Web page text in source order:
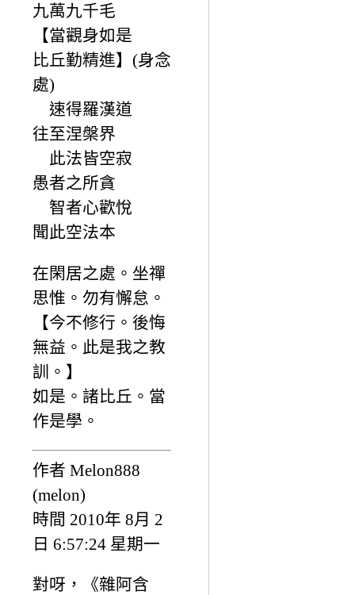
九萬九千毛
【當觀身如是
比丘勤精進】(身念
處)
速得羅漢道
往至涅槃界
此法皆空寂
愚者之所貪
智者心歡悅
聞此空法本
在閑居之處。坐禪
思惟。勿有懈怠。
【今不修行。後悔
無益。此是我之教
訓。】
如是。諸比丘。當
作是學。
作者 Melon888
(melon)
時間 2010年 8月 2
日 6:57:24 星期一
對呀，《雜阿含